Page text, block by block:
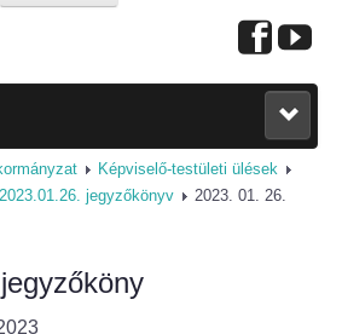
Képviselő-testületi ülések
2023.01.26. jegyzőkönyv
2023. 01. 26.